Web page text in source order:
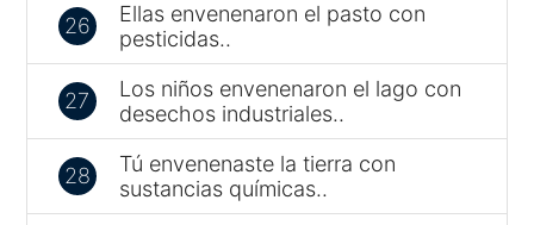
26
Ellas envenenaron el pasto con
pesticidas..
27
Los niños envenenaron el lago con
desechos industriales..
28
Tú envenenaste la tierra con
sustancias químicas..